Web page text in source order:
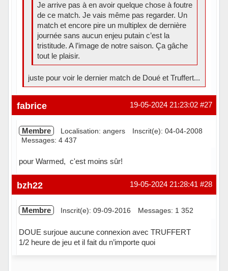
Je arrive pas à en avoir quelque chose à foutre
de ce match. Je vais même pas regarder. Un
match et encore pire un multiplex de dernière
journée sans aucun enjeu putain c’est la
tristitude. A l’image de notre saison. Ça gâche
tout le plaisir.
juste pour voir le dernier match de Doué et Truffert...
Hors ligne #27
19-05-2024 21:23:02
fabrice
Membre Localisation: angers
Inscrit(e): 04-04-2008
Messages: 4 437
pour Warmed, c'est moins sûr!
Hors ligne #28
19-05-2024 21:28:41
bzh22
Membre Inscrit(e): 09-09-2016 Messages: 1 352
DOUE surjoue aucune connexion avec TRUFFERT
1/2 heure de jeu et il fait du n’importe quoi